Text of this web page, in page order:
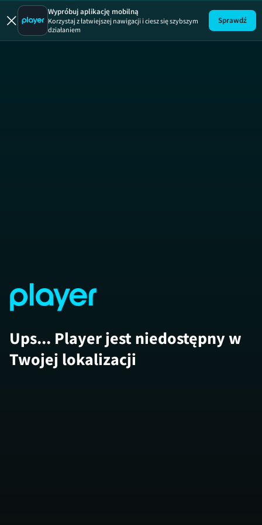
Prawo Agaty
Wypróbuj aplikację mobilną
Korzystaj z łatwiejszej nawigacji i ciesz się szybszym
działaniem
Sprawdź
Ups... Player jest niedostępny w
Twojej lokalizacji